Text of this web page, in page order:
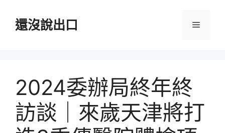
還沒說出口 選
2024委辦局終年終
訪談｜來歲天津將打